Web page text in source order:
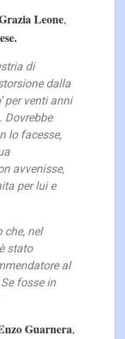
Leone,
di
dalla
per venti anni
Dovrebbe
lo facesse,
avvenisse,
per lui e
nel
stato
al
fosse in
Guarnera,